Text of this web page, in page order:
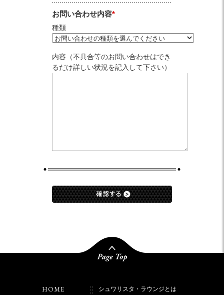
お問い合わせ内容*
種類
内容（不具合等のお問い合わせはでき
るだけ詳しい状況を記入して下さい）
HOME シュワリスタ・ラウンジとは